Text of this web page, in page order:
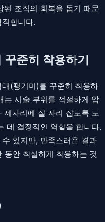
된 조직의 회복을 돕기 때문
합니다.
준히 착용하기
(땡기미)를 꾸준히 착용하
는 시술 부위를 적절하게 압
제자리에 잘 자리 잡도록 도
데 결정적인 역할을 합니다.
있지만, 만족스러운 결과
동안 착실하게 착용하는 것